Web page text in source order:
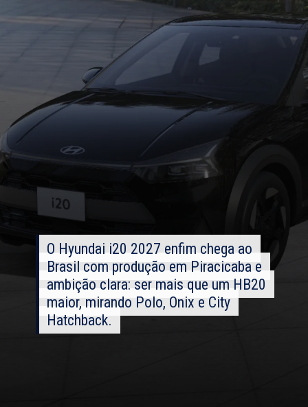
O Hyundai i20 2027 enfim chega ao
Brasil com produção em Piracicaba e
ambição clara: ser mais que um HB20
maior, mirando Polo, Onix e City
Hatchback.
O Hyundai i20 2027 enfim chega ao
Brasil com produção em Piracicaba e
ambição clara: ser mais que um HB20
maior, mirando Polo, Onix e City
Hatchback.